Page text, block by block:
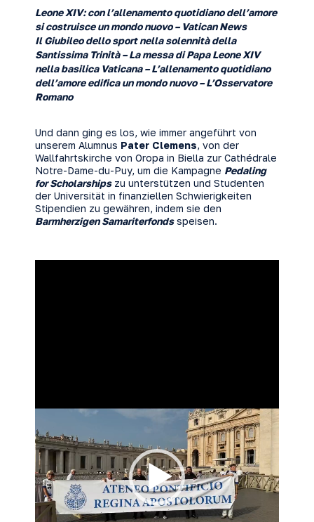
Leone XIV: con l’allenamento quotidiano dell’amore
si costruisce un mondo nuovo – Vatican News
Il Giubileo dello sport nella solennità della
Santissima Trinità – La messa di Papa Leone XIV
nella basilica Vaticana – L’allenamento quotidiano
dell’amore edifica un mondo nuovo – L’Osservatore
Romano
Und dann ging es los, wie immer angeführt von
unserem Alumnus Pater Clemens, von der
Wallfahrtskirche von Oropa in Biella zur Cathédrale
Notre-Dame-du-Puy, um die Kampagne Pedaling
for Scholarshipszu unterstützen und Studenten
der Universität in finanziellen Schwierigkeiten
Stipendien zu gewähren, indem sie den
Barmherzigen Samariterfondsspeisen.